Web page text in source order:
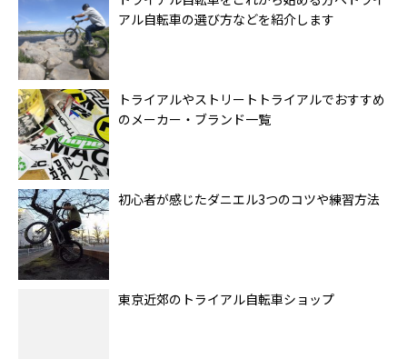
アル自転車の選び方などを紹介します
トライアルやストリートトライアルでおすすめ
のメーカー・ブランド一覧
初心者が感じたダニエル3つのコツや練習方法
東京近郊のトライアル自転車ショップ